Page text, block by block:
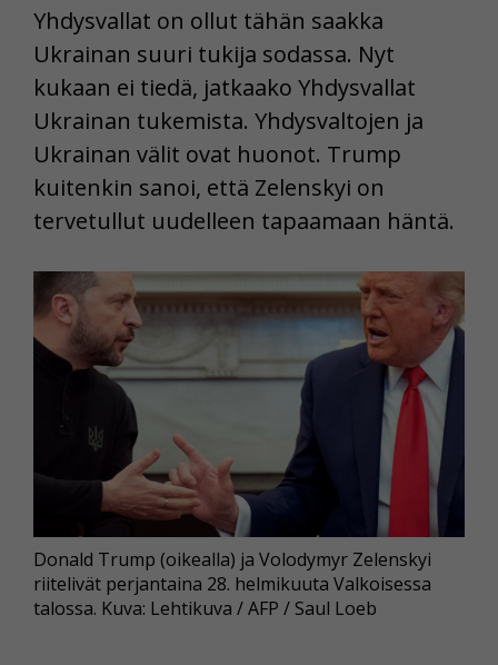
Yhdysvallat on ollut tähän saakka
Ukrainan suuri tukija sodassa. Nyt
kukaan ei tiedä, jatkaako Yhdysvallat
Ukrainan tukemista. Yhdysvaltojen ja
Ukrainan välit ovat huonot. Trump
kuitenkin sanoi, että Zelenskyi on
tervetullut uudelleen tapaamaan häntä.
Donald Trump (oikealla) ja Volodymyr Zelenskyi
riitelivät perjantaina 28. helmikuuta Valkoisessa
talossa. Kuva: Lehtikuva / AFP / Saul Loeb